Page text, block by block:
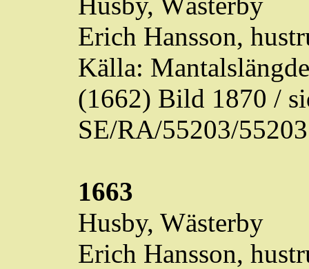
Erich Hansson,
Källa:
(1662) Bild 1870 /
SE/RA/55203/
1663
Husby, Wästerby
Erich Hansson,